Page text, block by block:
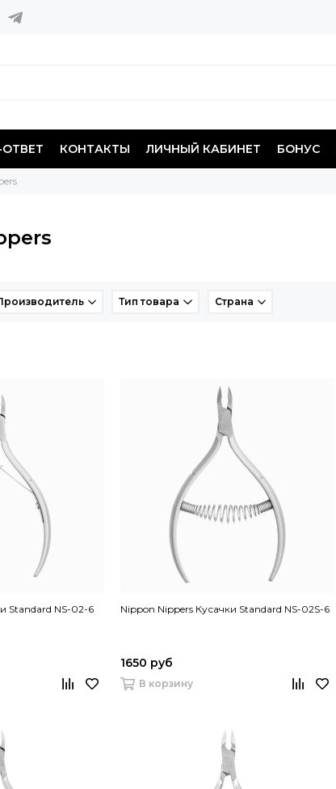
КОНТАКТЫ ЛИЧНЫЙ КАБИНЕТ БОНУС
Тип товара Страна
Standard NS-02-6 Nippon Nippers Кусачки Standard NS-02S-6
1650 руб
В корзину